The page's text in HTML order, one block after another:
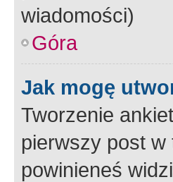
wiadomości)
Góra
Jak mogę
Tworzenie
pierwszy post
powinieneś